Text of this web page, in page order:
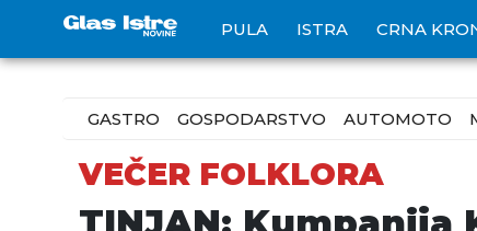
PULA ISTRA CRNA
GASTRO GOSPODARSTVO AUTOMOTO
VEČER FOLKLORA